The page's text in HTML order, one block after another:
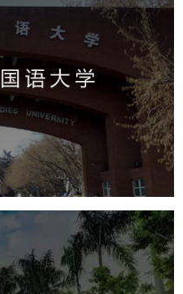
大学
建设
教育网站建设
校网站建设
大学